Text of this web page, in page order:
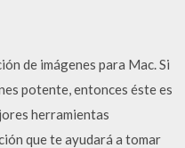
de imágenes para Mac. Si
potente, entonces éste es
herramientas
que te ayudará a tomar